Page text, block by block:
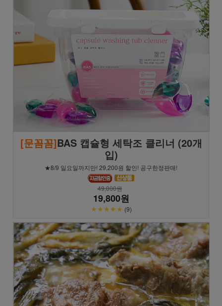
[문꼼꼼]BAS 캡슐형 세탁조 클리너 (20개
입)
★8/9 일요일까지만! 29,200원 할인! 공구한정판매!
49,000원
19,800원
★★★★★ (9)